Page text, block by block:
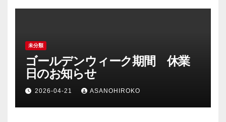
未分類
ゴールデンウィーク期間 休業
日のお知らせ
2026-04-21 ASANOHIROKO